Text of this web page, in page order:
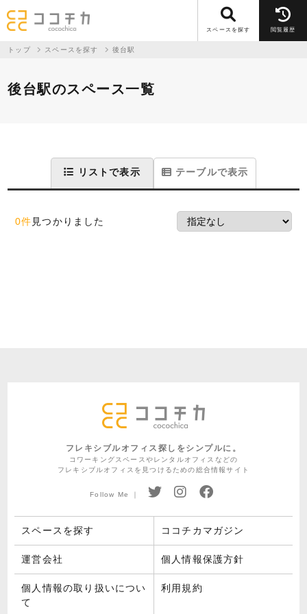
スペースを探す 閲覧履歴
トップ スペースを探す 後台駅
後台駅のスペース一覧
リストで表示 テーブルで表示
0件 見つかりました
フレキシブルオフィス探しをシンプルに。
コワーキングスペースやレンタルオフィスなどの
フレキシブルオフィスを見つけるための総合情報サイト
Follow Me ｜
スペースを探す ココチカマガジン
運営会社 個人情報保護方針
個人情報の取り扱いについ
て
利用規約